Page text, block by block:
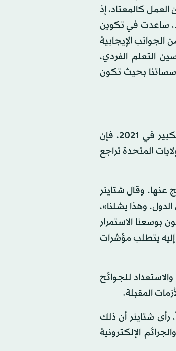
انحراف عن العمل كالمعتاد، إذ
ساعدت في تكوين
الإيجابية
التعلم الفردي،
بحيث تكون
وأوضح واضع التقرير، بيدرو كونسيساو، خلال مؤتمر صحافي، أنه «على رغم من الانتعاش الاقتصادي الكبير في 2021، فإن
المتحدة تراجع
عنها. وقال شتاينر
وهذا يشلنا»،
الاستمرار
إليه يتطلب مؤشرات
والاستعداد للجوائح
المقبلة.
رأى شتاينر أن ذلك
الإلكترونية